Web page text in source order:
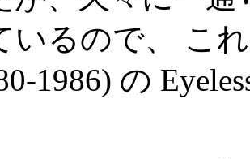
いるので、 こ
1986) の